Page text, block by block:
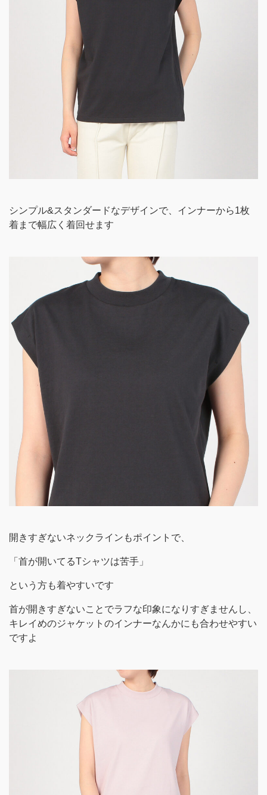
シンプル&スタンダードなデザインで、インナーから1枚
着まで幅広く着回せます
開きすぎないネックラインもポイントで、
「首が開いてるTシャツは苦手」
という方も着やすいです
首が開きすぎないことでラフな印象になりすぎませんし、
キレイめのジャケットのインナーなんかにも合わせやすい
ですよ